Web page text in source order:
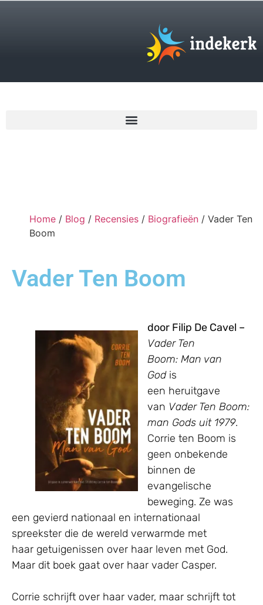
Home / Blog / Recensies / Biografieën / Vader Ten
Boom
Vader Ten Boom
door Filip De Cavel –
Vader Ten
Boom: Man van
Godis
een heruitgave
van Vader Ten Boom:
man Gods uit 1979.
Corrie ten Boom is
geen onbekende
binnen de
evangelische
beweging. Ze was
een gevierd nationaal en internationaal
spreekster die de wereld verwarmde met
haar getuigenissen over haar leven met God.
Maar dit boek gaat over haar vader Casper.
Corrie schrijft over haar vader, maar schrijft tot